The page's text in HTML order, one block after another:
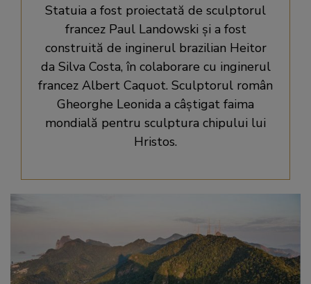
Statuia a fost proiectată de sculptorul
francez Paul Landowski și a fost
construită de inginerul brazilian Heitor
da Silva Costa, în colaborare cu inginerul
francez Albert Caquot. Sculptorul român
Gheorghe Leonida a câștigat faima
mondială pentru sculptura chipului lui
Hristos.